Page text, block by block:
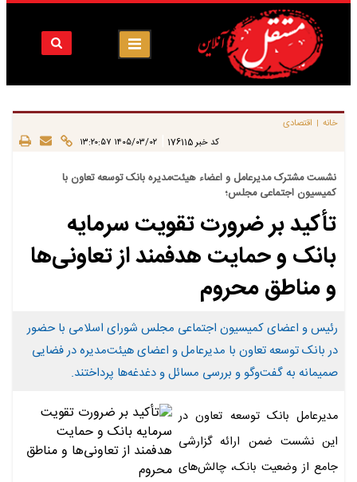
خانه | اقتصادی
کد خبر 176115 ۱۴۰۵/۰۳/۰۲ ۱۳:۲۰:۵۷
نشست مشترک مدیرعامل و اعضاء هیئت‌مدیره بانک توسعه تعاون با
کمیسیون اجتماعی مجلس؛
تأکید بر ضرورت تقویت سرمایه
بانک و حمایت هدفمند از تعاونی‌ها
و مناطق محروم
رئیس و اعضای کمیسیون اجتماعی مجلس شورای اسلامی با حضور
در بانک توسعه تعاون با مدیرعامل و اعضای هیئت‌مدیره در فضایی
صمیمانه به گفت‌وگو و بررسی مسائل و دغدغه‌ها پرداختند.
مدیرعامل بانک توسعه تعاون در
این نشست ضمن ارائه گزارشی
جامع از وضعیت بانک، چالش‌های